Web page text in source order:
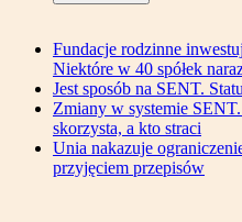
Fundacje rodzinne
Niektóre w 40 spółek
Jest sposób na SENT.
Zmiany w systemie
skorzysta, a kto straci
Unia nakazuje
przyjęciem przepisów